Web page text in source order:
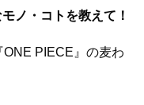
ノ・コトを教えて！
ONE PIECE』の麦わ